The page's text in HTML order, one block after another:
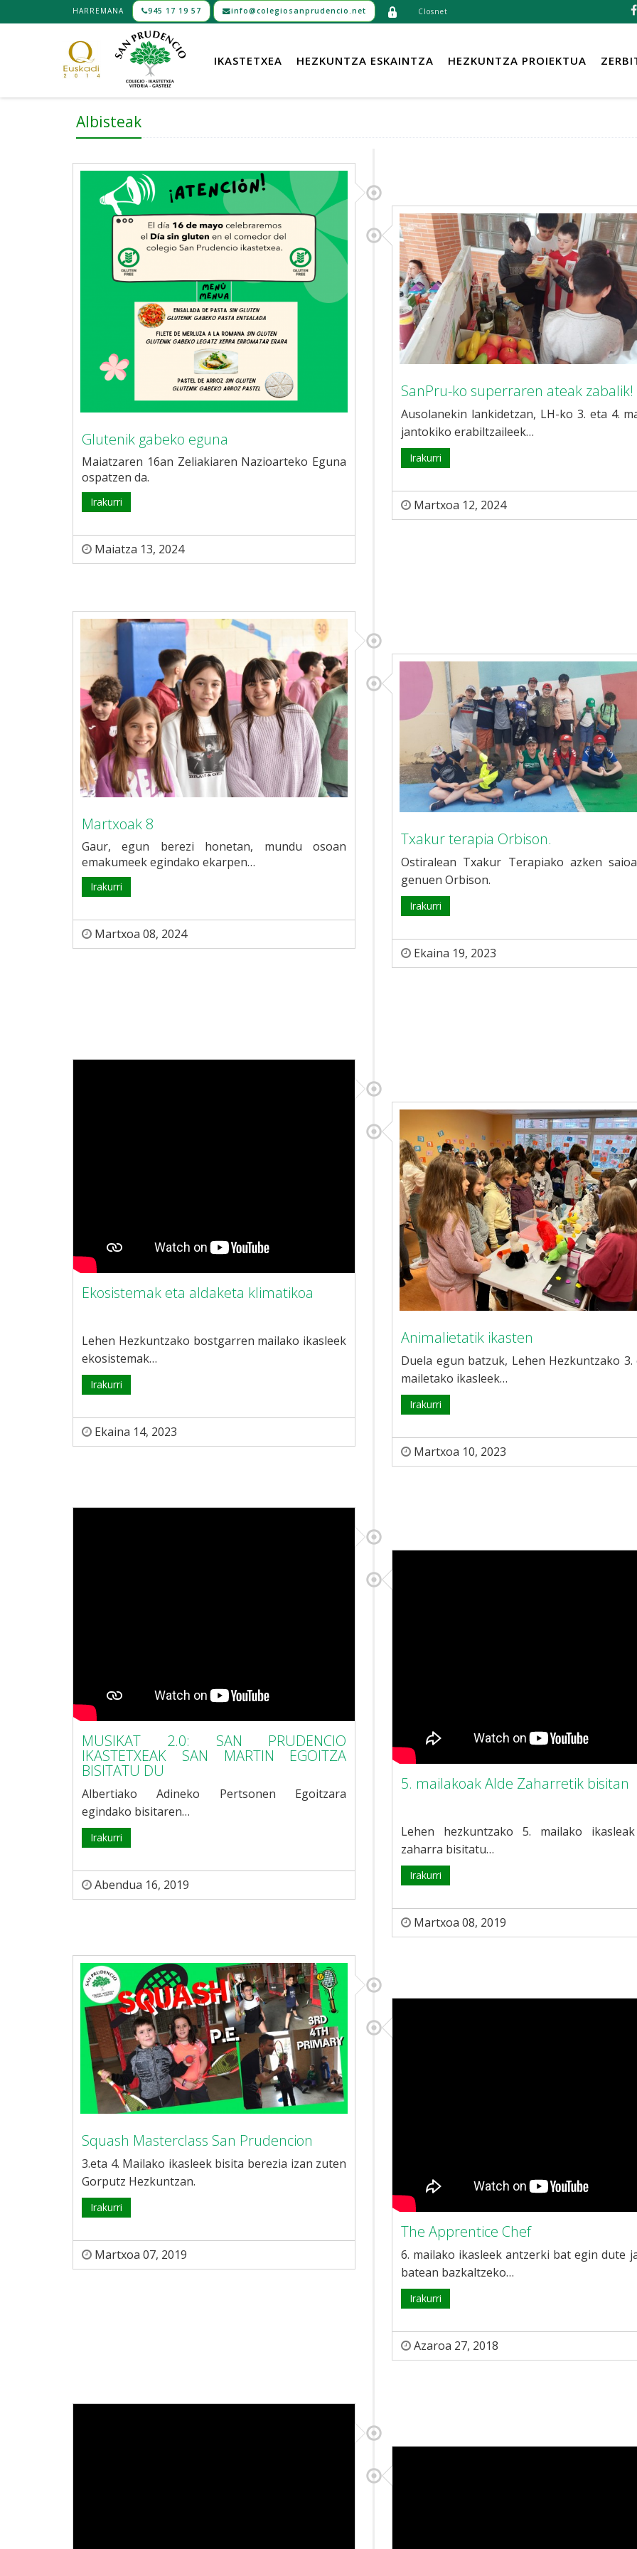
HARREMANA 945 17 19 57 info@colegiosanprudencio.net Closnet
IKASTETXEA HEZKUNTZA ESKAINTZA HEZKUNTZA PROIEKTUA
Albisteak
Glutenik gabeko eguna
Maiatzaren 16an Zeliakiaren Nazioarteko Eguna
ospatzen da.
Irakurri
Maiatza 13, 2024
SanPru-ko superraren ateak zabalik!
Ausolanekin lankidetzan, LH-ko 3. eta 4.
jantokiko erabiltzaileek…
Irakurri
Martxoa 12, 2024
Martxoak 8
Gaur, egun berezi honetan, mundu osoan
emakumeek egindako ekarpen…
Irakurri
Martxoa 08, 2024
Txakur terapia Orbison.
Ostiralean Txakur Terapiako azken
genuen Orbison.
Irakurri
Ekaina 19, 2023
Ekosistemak eta aldaketa klimatikoa
Lehen Hezkuntzako bostgarren mailako ikasleek
ekosistemak…
Irakurri
Ekaina 14, 2023
Animalietatik ikasten
Duela egun batzuk, Lehen Hezkuntzako 3.
mailetako ikasleek…
Irakurri
Martxoa 10, 2023
MUSIKAT 2.0: SAN PRUDENCIO
IKASTETXEAK SAN MARTIN EGOITZA
BISITATU DU
Albertiako Adineko Pertsonen Egoitzara
egindako bisitaren…
Irakurri
Abendua 16, 2019
5. mailakoak Alde Zaharretik bisitan
Lehen hezkuntzako 5. mailako
zaharra bisitatu…
Irakurri
Martxoa 08, 2019
Squash Masterclass San Prudencion
3.eta 4. Mailako ikasleek bisita berezia izan zuten
Gorputz Hezkuntzan.
Irakurri
Martxoa 07, 2019
The Apprentice Chef
6. mailako ikasleek antzerki bat egin dute
batean bazkaltzeko…
Irakurri
Azaroa 27, 2018